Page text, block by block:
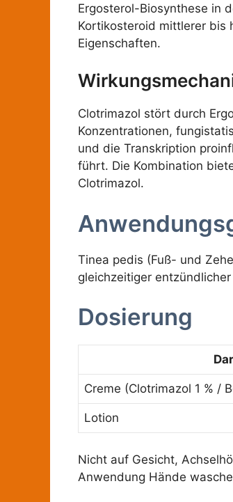
Ergosterol-Biosynthese in
Kortikosteroid mittlerer bis
Eigenschaften.
Clotrimazol stört durch
Konzentrationen,
und die Transkription
führt. Die Kombination
Clotrimazol.
Tinea pedis (Fuß- und
gleichzeitiger
Dosierung
Creme (Clotrimazol 1 % /
Lotion
Nicht auf Gesicht,
Anwendung Hände